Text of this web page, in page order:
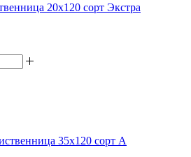
20х120 сорт Экстра